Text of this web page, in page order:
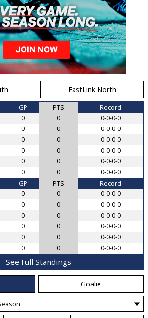
EastLink North
GP PTS Record
0 0
0-0-0-0
0 0
0-0-0-0
0 0
0-0-0-0
0 0
0-0-0-0
0 0
0-0-0-0
0 0 0-0-0-0
GP PTS Record
0 0
0-0-0-0
0 0
0-0-0-0
0 0
0-0-0-0
0 0
0-0-0-0
0 0
0-0-0-0
0 0 0-0-0-0
See Full Standings
Goalie